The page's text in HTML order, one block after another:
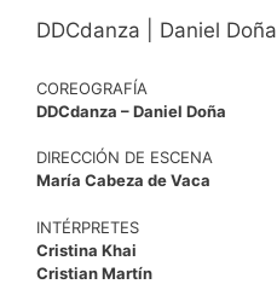
DDCdanza | Daniel Doña
COREOGRAFÍA
DDCdanza – Daniel Doña
DIRECCIÓN DE ESCENA
María Cabeza de Vaca
INTÉRPRETES
Cristina Khai
Cristian Martín